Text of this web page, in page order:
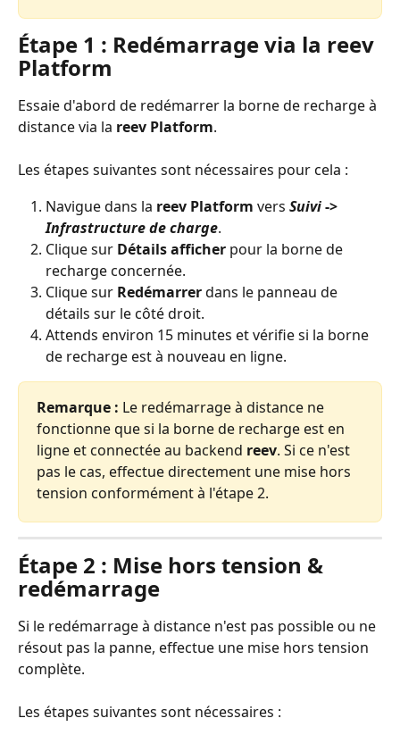
Étape 1 : Redémarrage via la reev
Platform
Essaie d'abord de redémarrer la borne de recharge à
distance via la reev Platform.
Les étapes suivantes sont nécessaires pour cela :
Navigue dans la reev Platform vers Suivi ->
Infrastructure de charge.
Clique sur Détails afficher pour la borne de
recharge concernée.
Clique sur Redémarrer dans le panneau de
détails sur le côté droit.
Attends environ 15 minutes et vérifie si la borne
de recharge est à nouveau en ligne.
Remarque : Le redémarrage à distance ne
fonctionne que si la borne de recharge est en
ligne et connectée au backend reev. Si ce n'est
pas le cas, effectue directement une mise hors
tension conformément à l'étape 2.
Étape 2 : Mise hors tension &
redémarrage
Si le redémarrage à distance n'est pas possible ou ne
résout pas la panne, effectue une mise hors tension
complète.
Les étapes suivantes sont nécessaires :